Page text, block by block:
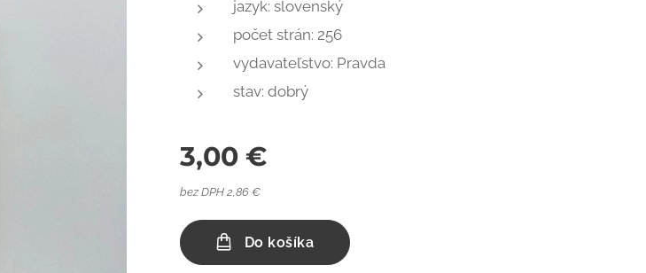
jazyk: slovenský
počet strán: 256
vydavateľstvo: Pravda
stav: dobrý
3,00 €
bez DPH 2,86 €
Do košíka